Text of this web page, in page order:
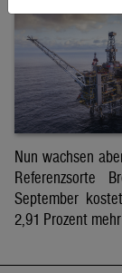
Nun wachsen
Referenzsorte
September
2,91 Prozent